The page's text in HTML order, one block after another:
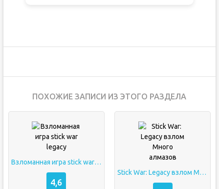
ПОХОЖИЕ ЗАПИСИ ИЗ ЭТОГО РАЗДЕЛА
Взломанная игра stick war legacy
4,6
Stick War: Legacy взлом Много алмазов